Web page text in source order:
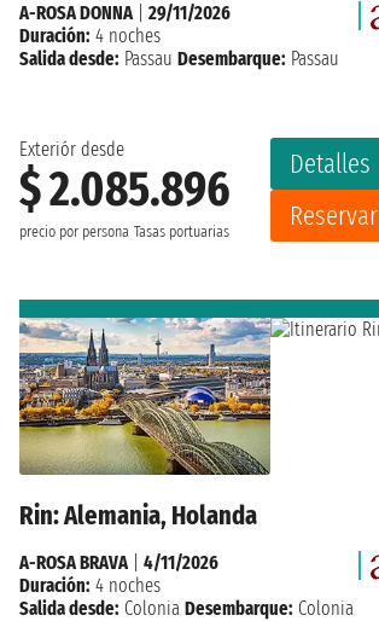
Exteriór desde
$ 2.085.896
precio por persona Tasas portuarias
Detalles
Reservar
A-ROSA DONNA| 29/11/2026
Duración: 4 noches
Salida desde: Passau Desembarque: Passau
Rin: Alemania, Holanda
A-ROSA BRAVA| 4/11/2026
Duración: 4 noches
Salida desde: Colonia Desembarque: Colonia